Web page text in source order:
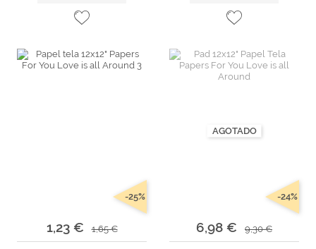
1,23 € 1,65 €
-25%
AGOTADO
6,98 € 9,30 €
-24%